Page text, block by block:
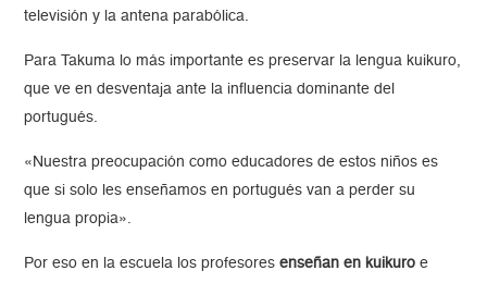
televisión y la antena parabólica.
Para Takuma lo más importante es preservar la lengua kuikuro,
que ve en desventaja ante la influencia dominante del
portugués.
«Nuestra preocupación como educadores de estos niños es
que si solo les enseñamos en portugués van a perder su
lengua propia».
Por eso en la escuela los profesoresenseñan en kuikuro e